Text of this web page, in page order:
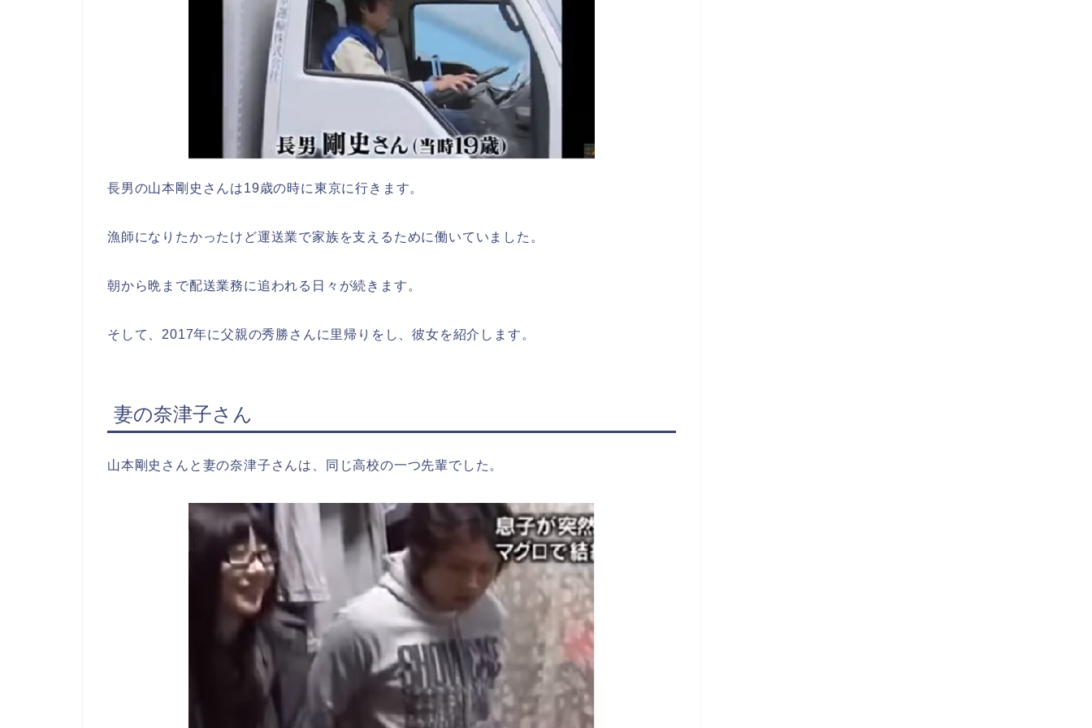
長男の山本剛史さんは19歳の時に東京に行きます。
漁師になりたかったけど運送業で家族を支えるために働いていました。
朝から晩まで配送業務に追われる日々が続きます。
そして、2017年に父親の秀勝さんに里帰りをし、彼女を紹介します。
妻の奈津子さん
山本剛史さんと妻の奈津子さんは、同じ高校の一つ先輩でした。